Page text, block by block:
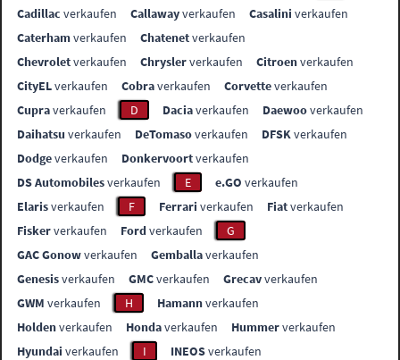
Cadillac verkaufen Callawayverkaufen Casalini verkaufen
Caterhamverkaufen Chatenetverkaufen
Chevroletverkaufen Chryslerverkaufen Citroenverkaufen
CityELverkaufen Cobraverkaufen Corvetteverkaufen
Cupraverkaufen D Daciaverkaufen Daewooverkaufen
Daihatsu verkaufen DeTomasoverkaufen DFSKverkaufen
Dodgeverkaufen Donkervoortverkaufen
DS Automobilesverkaufen E e.GO verkaufen
Elarisverkaufen F Ferrari verkaufen Fiatverkaufen
Fiskerverkaufen Fordverkaufen
G
GAC Gonowverkaufen Gemballaverkaufen
Genesisverkaufen GMCverkaufen Grecavverkaufen
GWM verkaufen H Hamannverkaufen
Holdenverkaufen Hondaverkaufen Hummerverkaufen
Hyundai verkaufen I INEOSverkaufen